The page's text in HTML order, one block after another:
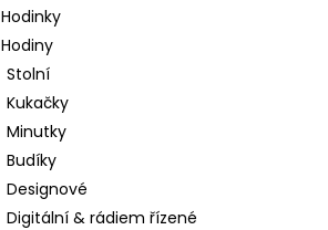
Hodinky
Hodiny
Stolní
Kukačky
Minutky
Budíky
Designové
Digitální & rádiem řízené